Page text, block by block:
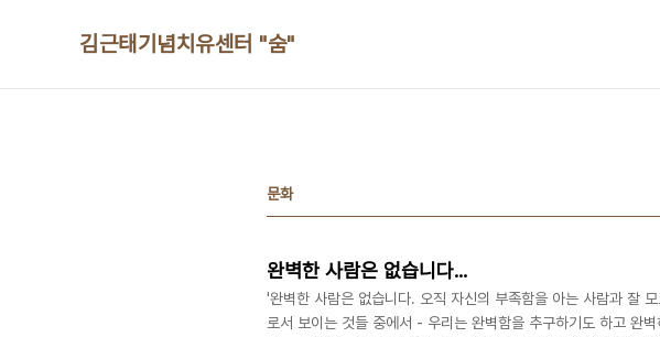
김근태기념치유센터 "숨"
문화
완벽한 사람은 없습니다...
'완벽한 사람은 없습니다. 오직 자신의 부족함을 아는 사람과 잘
로서 보이는 것들 중에서 - 우리는 완벽함을 추구하기도 하고 완